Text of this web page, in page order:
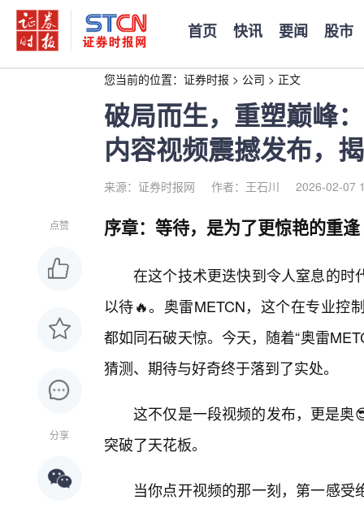
首页 快讯 要闻 股市
您当前的位置： 证券时报 > 公司 > 正文
破局而生，重塑巅峰
内容视频震撼发布，
来源：证券时报网 作者：王石川 2026-02-07
点赞
分享
序章：等待，是为了更惊艳的重逢
在这个技术更迭快到令人窒息的时
以待🔥。奥雷METCN，这个在专业控
都如同石破天惊。今天，随着“奥雷
猜测、期待与好奇终于落到了实处。
这不仅是一段视频的发布，更是奥
突破了天花板。
当你点开视频的那一刻，第一感